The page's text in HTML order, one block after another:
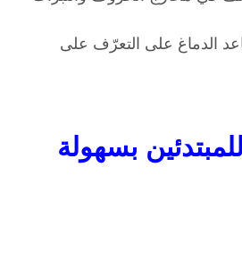
الدماغ على التعرّف على